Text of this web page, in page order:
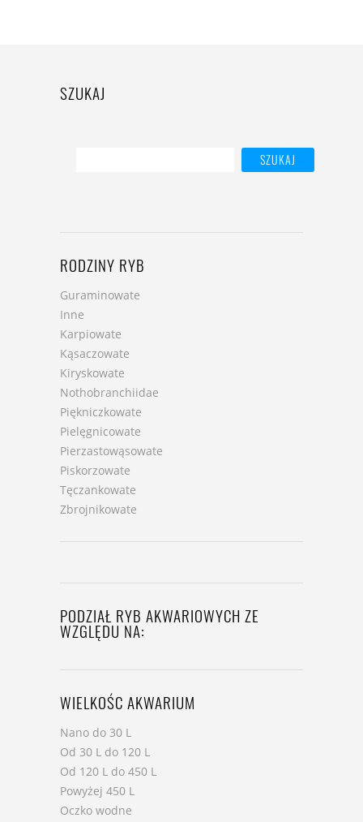
SZUKAJ
RODZINY RYB
Guraminowate
Inne
Karpiowate
Kąsaczowate
Kiryskowate
Nothobranchiidae
Piękniczkowate
Pielęgnicowate
Pierzastowąsowate
Piskorzowate
Tęczankowate
Zbrojnikowate
PODZIAŁ RYB AKWARIOWYCH ZE
WZGLĘDU NA:
WIELKOŚC AKWARIUM
Nano do 30 L
Od 30 L do 120 L
Od 120 L do 450 L
Powyżej 450 L
Oczko wodne